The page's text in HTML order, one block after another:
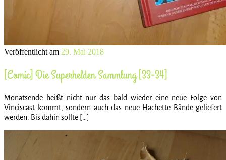
Veröffentlicht am 29. Mai 2018
[Comic] Die Superhelden Sammlung [33-34]
Monatsende heißt nicht nur das bald wieder eine neue Folge von
Vinciscast kommt, sondern auch das neue Hachette Bände geliefert
werden. Bis dahin sollte […]